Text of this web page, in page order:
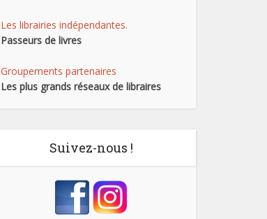
Les librairies indépendantes.
Passeurs de livres
Groupements partenaires
Les plus grands réseaux de libraires
Suivez-nous !